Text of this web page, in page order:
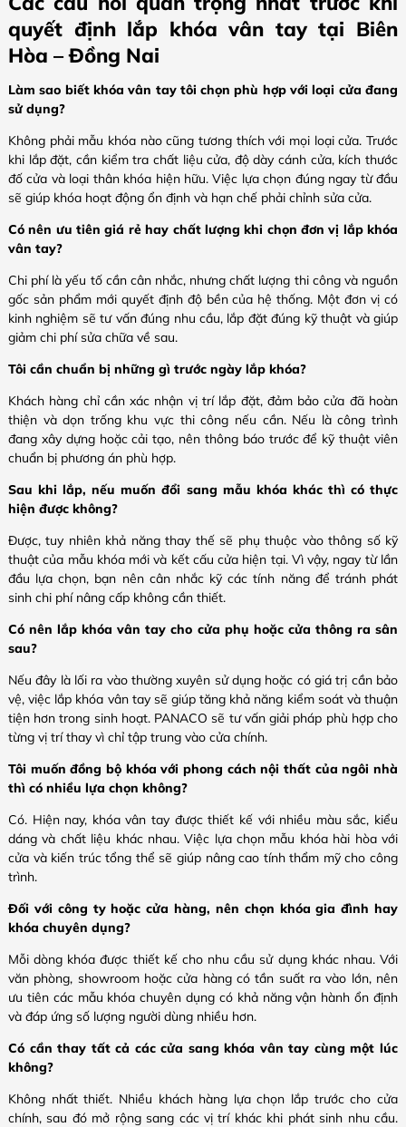
quyết định lắp khóa vân tay tại Biên
Hòa – Đồng Nai
Làm sao biết khóa vân tay tôi chọn phù hợp với loại cửa đang
sử dụng?
Không phải mẫu khóa nào cũng tương thích với mọi loại cửa. Trước
khi lắp đặt, cần kiểm tra chất liệu cửa, độ dày cánh cửa, kích thước
đố cửa và loại thân khóa hiện hữu. Việc lựa chọn đúng ngay từ đầu
sẽ giúp khóa hoạt động ổn định và hạn chế phải chỉnh sửa cửa.
Có nên ưu tiên giá rẻ hay chất lượng khi chọn đơn vị lắp khóa
vân tay?
Chi phí là yếu tố cần cân nhắc, nhưng chất lượng thi công và nguồn
gốc sản phẩm mới quyết định độ bền của hệ thống. Một đơn vị có
kinh nghiệm sẽ tư vấn đúng nhu cầu, lắp đặt đúng kỹ thuật và giúp
giảm chi phí sửa chữa về sau.
Tôi cần chuẩn bị những gì trước ngày lắp khóa?
Khách hàng chỉ cần xác nhận vị trí lắp đặt, đảm bảo cửa đã hoàn
thiện và dọn trống khu vực thi công nếu cần. Nếu là công trình
đang xây dựng hoặc cải tạo, nên thông báo trước để kỹ thuật viên
chuẩn bị phương án phù hợp.
Sau khi lắp, nếu muốn đổi sang mẫu khóa khác thì có thực
hiện được không?
Được, tuy nhiên khả năng thay thế sẽ phụ thuộc vào thông số kỹ
thuật của mẫu khóa mới và kết cấu cửa hiện tại. Vì vậy, ngay từ lần
đầu lựa chọn, bạn nên cân nhắc kỹ các tính năng để tránh phát
sinh chi phí nâng cấp không cần thiết.
Có nên lắp khóa vân tay cho cửa phụ hoặc cửa thông ra sân
sau?
Nếu đây là lối ra vào thường xuyên sử dụng hoặc có giá trị cần bảo
vệ, việc lắp khóa vân tay sẽ giúp tăng khả năng kiểm soát và thuận
tiện hơn trong sinh hoạt. PANACO sẽ tư vấn giải pháp phù hợp cho
từng vị trí thay vì chỉ tập trung vào cửa chính.
Tôi muốn đồng bộ khóa với phong cách nội thất của ngôi nhà
thì có nhiều lựa chọn không?
Có. Hiện nay, khóa vân tay được thiết kế với nhiều màu sắc, kiểu
dáng và chất liệu khác nhau. Việc lựa chọn mẫu khóa hài hòa với
cửa và kiến trúc tổng thể sẽ giúp nâng cao tính thẩm mỹ cho công
trình.
Đối với công ty hoặc cửa hàng, nên chọn khóa gia đình hay
khóa chuyên dụng?
Mỗi dòng khóa được thiết kế cho nhu cầu sử dụng khác nhau. Với
văn phòng, showroom hoặc cửa hàng có tần suất ra vào lớn, nên
ưu tiên các mẫu khóa chuyên dụng có khả năng vận hành ổn định
và đáp ứng số lượng người dùng nhiều hơn.
Có cần thay tất cả các cửa sang khóa vân tay cùng một lúc
không?
Không nhất thiết. Nhiều khách hàng lựa chọn lắp trước cho cửa
chính, sau đó mở rộng sang các vị trí khác khi phát sinh nhu cầu.